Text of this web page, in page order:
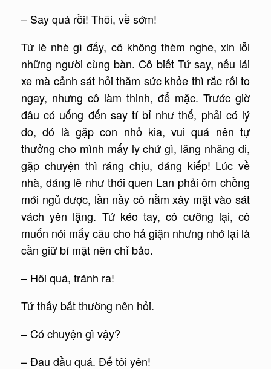
– Say quá rồi! Thôi, về sớm!
Tứ lè nhè gì đấy, cô không thèm nghe, xin lỗi
những người cùng bàn. Cô biết Tứ say, nếu lái
xe mà cảnh sát hỏi thăm sức khỏe thì rắc rối to
ngay, nhưng cô làm thinh, để mặc. Trước giờ
đâu có uống đến say tí bỉ như thế, phải có lý
do, đó là gặp con nhỏ kia, vui quá nên tự
thưởng cho mình mấy ly chứ gì, lăng nhăng đi,
gặp chuyện thì ráng chịu, đáng kiếp! Lúc về
nhà, đáng lẽ như thói quen Lan phải ôm chồng
mới ngủ được, lần nầy cô nằm xây mặt vào sát
vách yên lặng. Tứ kéo tay, cô cưỡng lại, cô
muốn nói mấy câu cho hả giận nhưng nhớ lại là
cần giữ bí mật nên chỉ bảo.
– Hôi quá, tránh ra!
Tứ thấy bất thường nên hỏi.
– Có chuyện gì vậy?
– Đau đầu quá. Để tôi yên!